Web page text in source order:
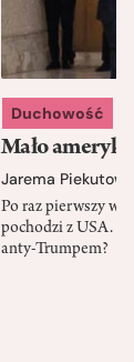
Duchowość
Mało
Jarema
Po raz pierwszy w
pochodzi z USA.
anty-Trumpem?